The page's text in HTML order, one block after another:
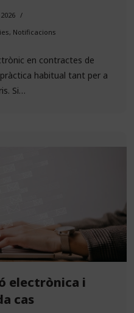
, Notificacions
en contractes de
habitual tant per a
Si…
electrònica i
cas